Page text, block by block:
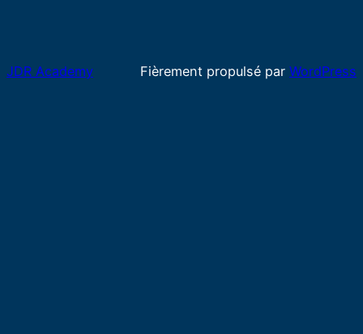
JDR Academy Fièrement propulsé par WordPress